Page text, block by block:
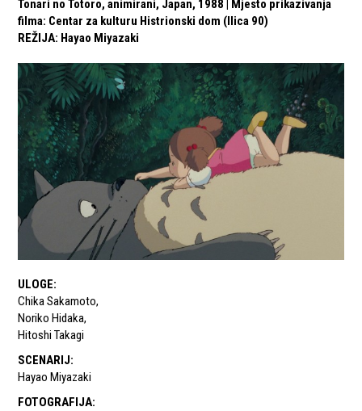
Tonari no Totoro, animirani, Japan, 1988 | Mjesto prikazivanja
filma: Centar za kulturu Histrionski dom (Ilica 90)
REŽIJA: Hayao Miyazaki
ULOGE:
Chika Sakamoto,
Noriko Hidaka,
Hitoshi Takagi
SCENARIJ:
Hayao Miyazaki
FOTOGRAFIJA: